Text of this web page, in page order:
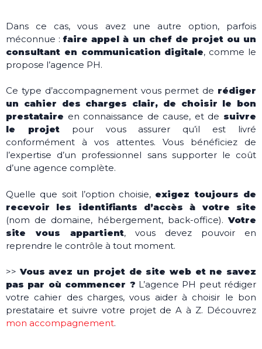
Dans ce cas, vous avez une autre option, parfois
méconnue :faire appel à un chef de projet ou un
consultant en communication digitale, comme le
propose l’agence PH.
Ce type d’accompagnement vous permet de rédiger
un cahier des charges clair, de choisir le bon
prestataire en connaissance de cause, et de suivre
le projetpour vous assurer qu’il est livré
conformément à vos attentes. Vous bénéficiez de
l’expertise d’un professionnel sans supporter le coût
d’une agence complète.
Quelle que soit l’option choisie, exigez toujours de
recevoir les identifiants d’accès à votre site
(nom de domaine, hébergement, back-office). Votre
site vous appartient, vous devez pouvoir en
reprendre le contrôle à tout moment.
>> Vous avez un projet de site web et ne savez
pas par où commencer ? L’agence PH peut rédiger
votre cahier des charges, vous aider à choisir le bon
prestataire et suivre votre projet de A à Z. Découvrez
mon accompagnement.